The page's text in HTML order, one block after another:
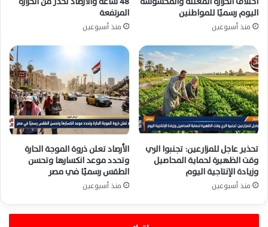
اليوم رسميًا للمواطنين
منذ أسبوعين
المرتفعة
منذ أسبوعين
تحذير عاجل للمزارعين: تجنبوا الري
وقت الظهيرة لحماية المحاصيل
وزيادة الإنتاجية اليوم
منذ أسبوعين
الأرصاد تعلن ذروة الموجة الحارة
وتحدد موعد انكسارها وتحسن
الطقس رسميًا في مصر
منذ أسبوعين